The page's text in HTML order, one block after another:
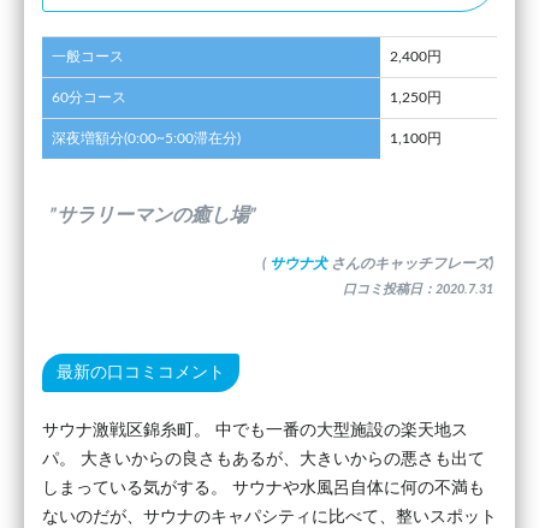
一般コース 2,400円
60分コース 1,250円
深夜増額分(0:00~5:00滞在分) 1,100円
”サラリーマンの癒し場”
( サウナ犬 さんのキャッチフレーズ)
口コミ投稿日：2020.7.31
最新の口コミコメント
サウナ激戦区錦糸町。 中でも一番の大型施設の楽天地ス
パ。 大きいからの良さもあるが、大きいからの悪さも出て
しまっている気がする。 サウナや水風呂自体に何の不満も
ないのだが、サウナのキャパシティに比べて、整いスポット